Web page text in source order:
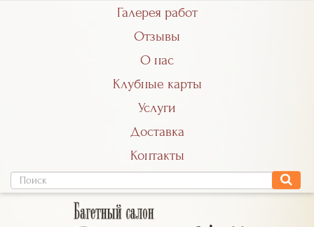
Галерея работ
Отзывы
О нас
Клубные карты
Услуги
Доставка
Контакты